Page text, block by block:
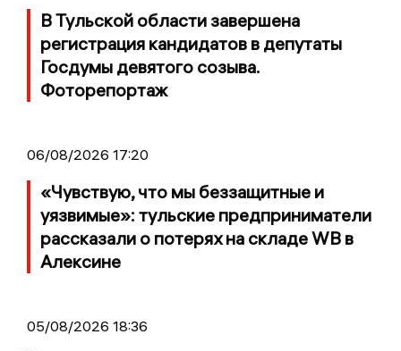
В Тульской области завершена
регистрация кандидатов в депутаты
Госдумы девятого созыва.
Фоторепортаж
06/08/2026 17:20
«Чувствую, что мы беззащитные и
уязвимые»: тульские предприниматели
рассказали о потерях на складе WB в
Алексине
05/08/2026 18:36